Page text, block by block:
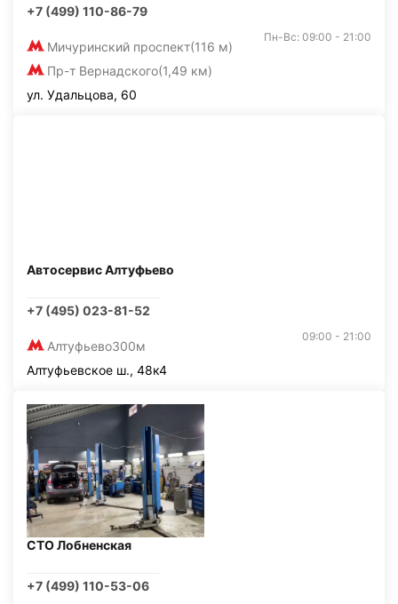
+7 (499) 110-86-79
Мичуринский проспект(116 м)
Пр-т Вернадского(1,49 км)
Пн-Вс: 09:00 - 21:00
ул. Удальцова, 60
Автосервис Алтуфьево
+7 (495) 023-81-52
Алтуфьево300м
09:00 - 21:00
Алтуфьевское ш., 48к4
СТО Лобненская
+7 (499) 110-53-06